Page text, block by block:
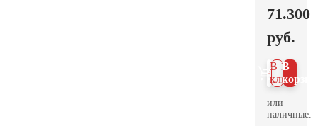
71.300
руб.
В
В 1
клик
или
наличные.